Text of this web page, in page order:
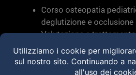
Corso osteopatia
deglutizione e occlusione
Valutazione e
disfunzioni dei sistemi di
Torino 28 MARZO 2026
HVLA – Moduli Clinici –